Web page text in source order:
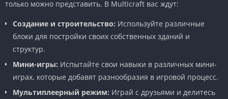
только можно представить. В Multicraft вас ждут:
Создание и строительство: Используйте различные
блоки для постройки своих собственных зданий и
структур.
Мини-игры: Испытайте свои навыки в различных мини-
играх, которые добавят разнообразия в игровой процесс.
Мультиплеерный режим: Играй с друзьями и делитесь